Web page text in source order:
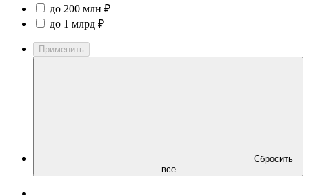
до 200 млн ₽
до 1 млрд ₽
Применить
Сбросить
все